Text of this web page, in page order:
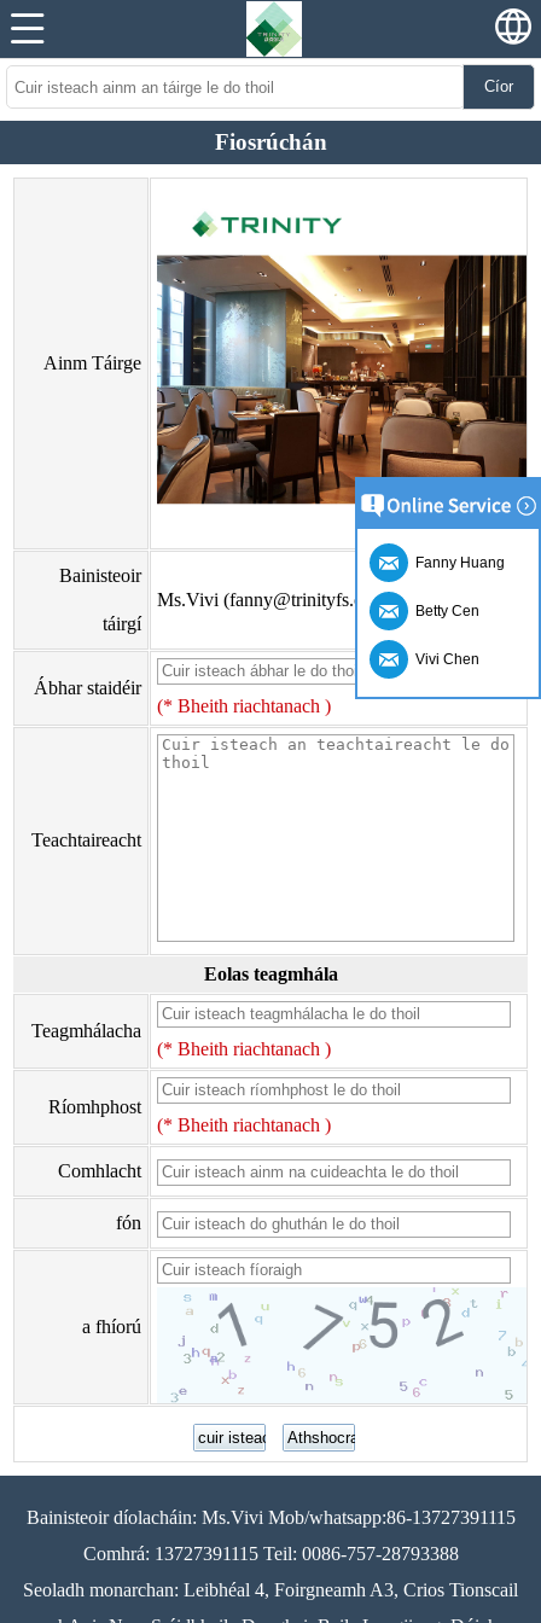
Cíor
Fiosrúchán
Ainm Táirge
Bainisteoir
táirgí
Ms.Vivi (fanny@trinityfs.cn)
Ábhar staidéir
(* Bheith riachtanach )
Teachtaireacht
Eolas teagmhála
Teagmhálacha
(* Bheith riachtanach )
Ríomhphost
(* Bheith riachtanach )
Comhlacht
fón
a fhíorú
Bainisteoir díolacháin: Ms.Vivi Mob/whatsapp:86-13727391115
Comhrá: 13727391115 Teil: 0086-757-28793388
Seoladh monarchan: Leibhéal 4, Foirgneamh A3, Crios Tionscail
Fanny Huang
Betty Cen
Vivi Chen